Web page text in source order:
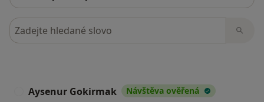
Hledejte v názorech
Aysenur Gokirmak Návštěva ověřená